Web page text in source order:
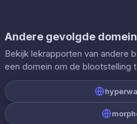
Andere gevolgde
Bekijk lekrapporten van andere
een domein om de blootstelling